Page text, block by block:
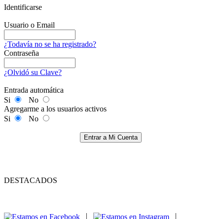
Identificarse
Usuario o Email
¿Todavía no se ha registrado?
Contraseña
¿Olvidó su Clave?
Entrada automática
Si
No
Agregarme a los usuarios activos
Si
No
Entrar a Mi Cuenta
DESTACADOS